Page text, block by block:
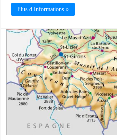
Plus d Informations »